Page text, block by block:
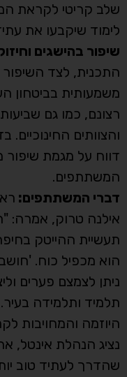
שלב קריטי לקראת
לימוד שיקבעו את
שיפור בהישגים
התכנית, לצד השיפור
משמעותית בביטחון
רצונם, כמו גם
והצוותים
דווח על מגמת שיפור
המשתתפים.
דברי המשתתפים:
אילנה טרוק, אמרה:
תעשיית ההייטק
הוא מכפיל כוח.
ניתן לצמצם פערים
תלמיד ותלמידה
היוזמה והמחויבות
נציג הנהלת אינטל,
שהדרך לעתיד טוב